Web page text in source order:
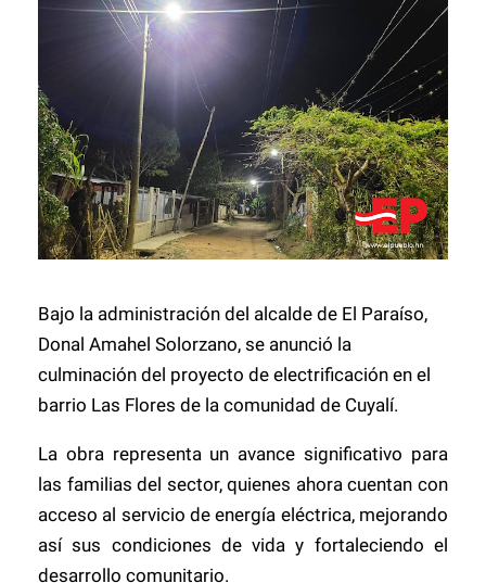
Bajo la administración del alcalde de El Paraíso,
Donal Amahel Solorzano, se anunció la
culminación del proyecto de electrificación en el
barrio Las Flores de la comunidad de Cuyalí.
La obra representa un avance significativo para
las familias del sector, quienes ahora cuentan con
acceso al servicio de energía eléctrica, mejorando
así sus condiciones de vida y fortaleciendo el
desarrollo comunitario.